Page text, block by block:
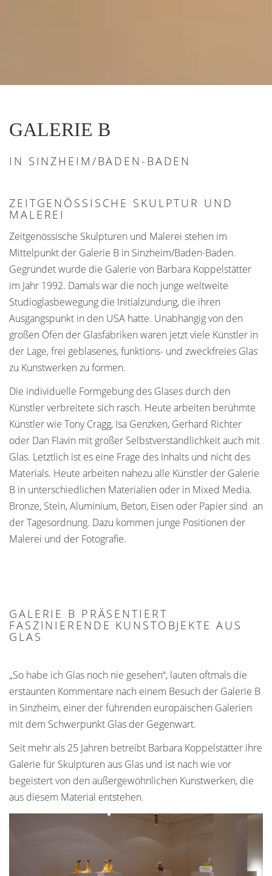
GALERIE B
IN SINZHEIM/BADEN-BADEN
ZEITGENÖSSISCHE SKULPTUR UND
MALEREI
Zeitgenössische Skulpturen und Malerei stehen im
Mittelpunkt der Galerie B in Sinzheim/Baden-Baden.
Gegründet wurde die Galerie von Barbara Koppelstätter
im Jahr 1992. Damals war die noch junge weltweite
Studioglasbewegung die Initialzündung, die ihren
Ausgangspunkt in den USA hatte. Unabhängig von den
großen Öfen der Glasfabriken waren jetzt viele Künstler in
der Lage, frei geblasenes, funktions- und zweckfreies Glas
zu Kunstwerken zu formen.
Die individuelle Formgebung des Glases durch den
Künstler verbreitete sich rasch. Heute arbeiten berühmte
Künstler wie Tony Cragg, Isa Genzken, Gerhard Richter
oder Dan Flavin mit großer Selbstverständlichkeit auch mit
Glas. Letztlich ist es eine Frage des Inhalts und nicht des
Materials. Heute arbeiten nahezu alle Künstler der Galerie
B in unterschiedlichen Materialien oder in Mixed Media.
Bronze, Stein, Aluminium, Beton, Eisen oder Papier sind an
der Tagesordnung. Dazu kommen junge Positionen der
Malerei und der Fotografie.
GALERIE B PRÄSENTIERT
FASZINIERENDE KUNSTOBJEKTE AUS
GLAS
„So habe ich Glas noch nie gesehen“, lauten oftmals die
erstaunten Kommentare nach einem Besuch der Galerie B
in Sinzheim, einer der führenden europäischen Galerien
mit dem Schwerpunkt Glas der Gegenwart.
Seit mehr als 25 Jahren betreibt Barbara Koppelstätter ihre
Galerie für Skulpturen aus Glas und ist nach wie vor
begeistert von den außergewöhnlichen Kunstwerken, die
aus diesem Material entstehen.